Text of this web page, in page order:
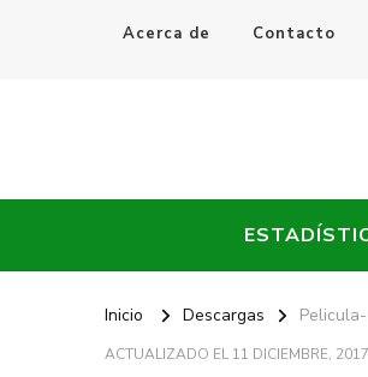
Acerca de Contacto
Every Fútbol
Inicio Descargas
ACTUALIZADO EL11 DICIEMBRE, 2017